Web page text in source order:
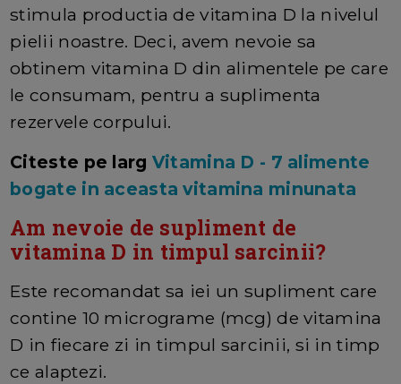
stimula productia de vitamina D la nivelul
pielii noastre. Deci, avem nevoie sa
obtinem vitamina D din alimentele pe care
le consumam, pentru a suplimenta
rezervele corpului.
Citeste pe larg Vitamina D - 7 alimente
bogate in aceasta vitamina minunata
Am nevoie de supliment de
vitamina D in timpul sarcinii?
Este recomandat sa iei un supliment care
contine 10 micrograme (mcg) de vitamina
D in fiecare zi in timpul sarcinii, si in timp
ce alaptezi.